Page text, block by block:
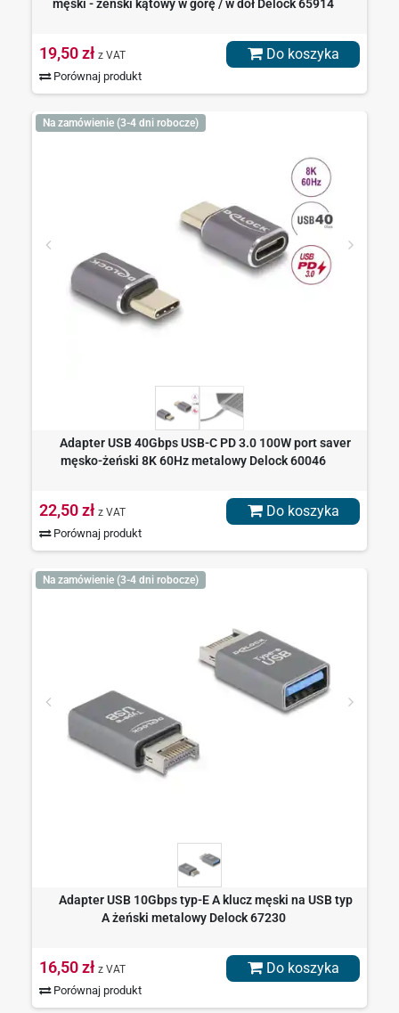
męski - żeński kątowy w górę / w dół Delock 65914
19,50 zł z VAT
Porównaj produkt
Do koszyka
Na zamówienie (3-4 dni robocze)
Adapter USB 40Gbps USB-C PD 3.0 100W port saver
męsko-żeński 8K 60Hz metalowy Delock 60046
22,50 zł z VAT
Porównaj produkt
Do koszyka
Na zamówienie (3-4 dni robocze)
Adapter USB 10Gbps typ-E A klucz męski na USB typ
A żeński metalowy Delock 67230
16,50 zł z VAT
Porównaj produkt
Do koszyka